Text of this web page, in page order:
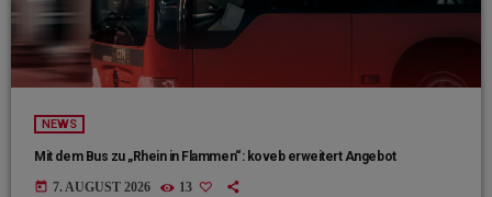
NEWS
Mit dem Bus zu „Rhein in Flammen“: koveb erweitert Angebot
today 7. AUGUST 2026 13